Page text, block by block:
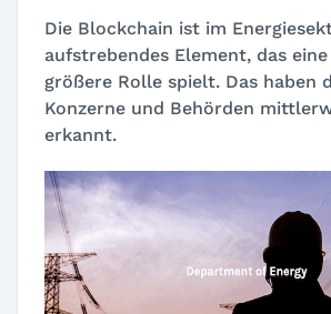
Die Blockchain ist im
aufstrebendes Element, das
größere Rolle spielt. Das haben
Konzerne und Behörden
erkannt.